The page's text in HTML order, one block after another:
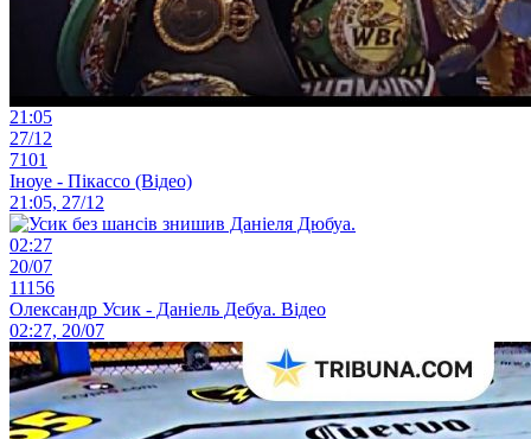
21:05
27/12
7101
Іноуе - Пікассо (Відео)
21:05, 27/12
02:27
20/07
11156
Олександр Усик - Даніель Дебуа. Відео
02:27, 20/07